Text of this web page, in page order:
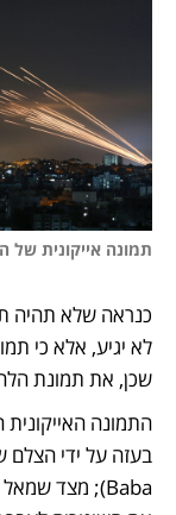
תמונה אייקונית
שכן, את תמונת